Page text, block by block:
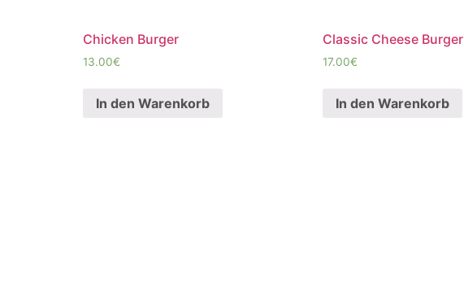
Chicken Burger
13.00€
In den Warenkorb
Classic Cheese Burger
17.00€
In den Warenkorb